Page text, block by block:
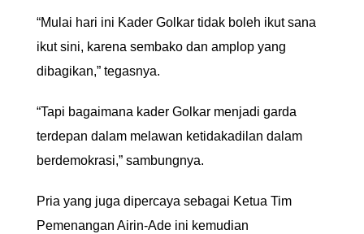
“Mulai hari ini Kader Golkar tidak boleh ikut sana
ikut sini, karena sembako dan amplop yang
dibagikan,” tegasnya.
“Tapi bagaimana kader Golkar menjadi garda
terdepan dalam melawan ketidakadilan dalam
berdemokrasi,” sambungnya.
Pria yang juga dipercaya sebagai Ketua Tim
Pemenangan Airin-Ade ini kemudian